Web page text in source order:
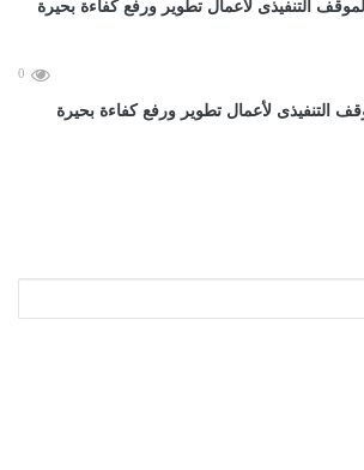
0
التنفيذى لأعمال تطوير ورفع كفاءة بحيرة